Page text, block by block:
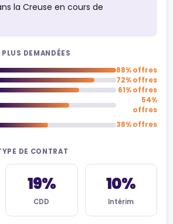
la Creuse en cours de
DEMANDÉES
88% offres
72% offres
61% offres
54%
offres
38% offres
DE CONTRAT
19%
CDD
10%
Intérim